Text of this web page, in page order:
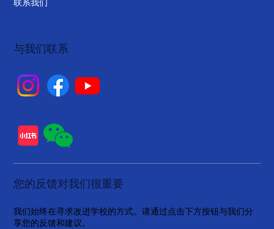
联系我们
与我们联系
您的反馈对我们很重要
我们始终在寻求改进学校的方式。请通过点击下方按钮与我们分
享您的反馈和建议。